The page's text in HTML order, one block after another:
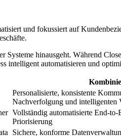
und fokussiert auf
hinausgeht. Während
intelligent automatisieren und
Personalisierte, konsistente
Nachverfolgung und intelligenten
Vollständig automatisierte End-
Priorisierung
Sichere, konforme